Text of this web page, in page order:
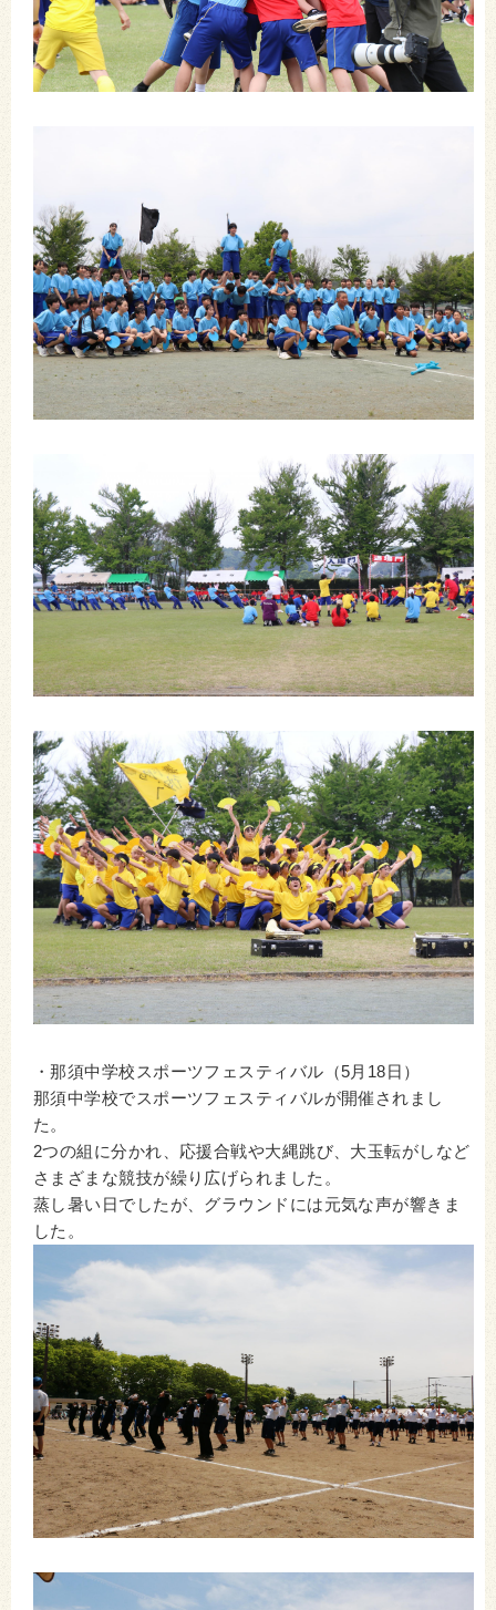
・那須中学校スポーツフェスティバル（5月18日）
那須中学校でスポーツフェスティバルが開催されまし
た。
2つの組に分かれ、応援合戦や大縄跳び、大玉転がしなど
さまざまな競技が繰り広げられました。
蒸し暑い日でしたが、グラウンドには元気な声が響きま
した。